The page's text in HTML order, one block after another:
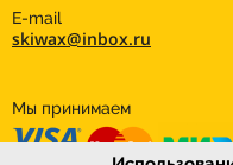
E-mail
skiwax@inbox.ru
Мы принимаем